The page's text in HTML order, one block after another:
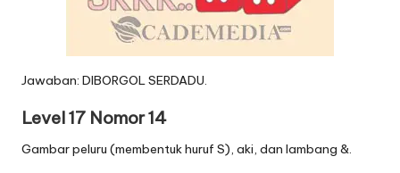
Jawaban: DIBORGOL SERDADU.
Level 17 Nomor 14
Gambar peluru (membentuk huruf S), aki, dan lambang &.